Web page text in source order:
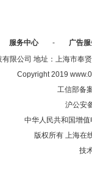
服务中心 -
广告
限公司 地址：上海市
Copyright 2019
工信部备
沪公安
中华人民共和国增
版权所有 上海在
技